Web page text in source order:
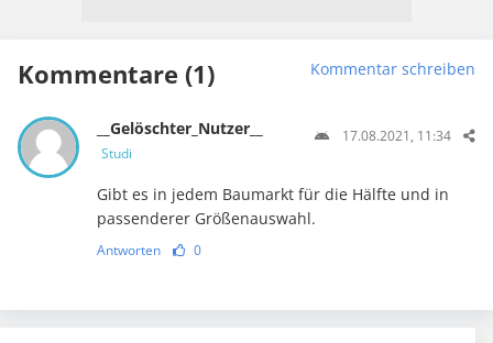
Kommentare (1) Kommentar schreiben
__Gelöschter_Nutzer__
Studi
17.08.2021, 11:34
Gibt es in jedem Baumarkt für die Hälfte und in
passenderer Größenauswahl.
Antworten 0